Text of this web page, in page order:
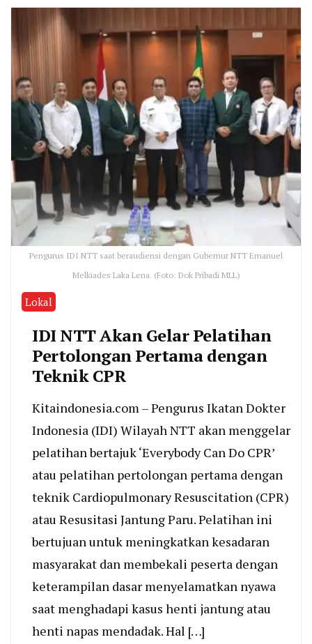
Pengurus IDI NTT saat beraudiensi dengan Gubernur NTT Emanuel
Melkiades Laka Lena. (Foto: Dok Pribadi MLL)
Lokal
IDI NTT Akan Gelar Pelatihan
Pertolongan Pertama dengan
Teknik CPR
Kitaindonesia.com – Pengurus Ikatan Dokter
Indonesia (IDI) Wilayah NTT akan menggelar
pelatihan bertajuk ‘Everybody Can Do CPR’
atau pelatihan pertolongan pertama dengan
teknik Cardiopulmonary Resuscitation (CPR)
atau Resusitasi Jantung Paru. Pelatihan ini
bertujuan untuk meningkatkan kesadaran
masyarakat dan membekali peserta dengan
keterampilan dasar menyelamatkan nyawa
saat menghadapi kasus henti jantung atau
henti napas mendadak. Hal […]